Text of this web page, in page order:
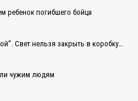
ребенок погибшего бойца
Свет нельзя закрыть в коробку…
чужим людям